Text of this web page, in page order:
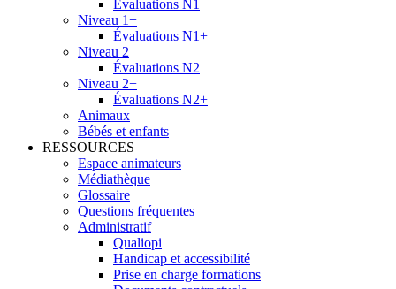
Évaluations N1
Niveau 1+
Évaluations N1+
Niveau 2
Évaluations N2
Niveau 2+
Évaluations N2+
Animaux
Bébés et enfants
RESSOURCES
Espace animateurs
Médiathèque
Glossaire
Questions fréquentes
Administratif
Qualiopi
Handicap et accessibilité
Prise en charge formations